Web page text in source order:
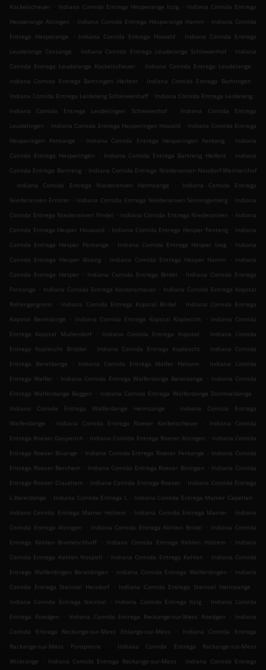
Kockelscheuer . Indiana Comida Entrega Hesperange Itzig . Indiana Comida Entrega
Hesperange Alzingen . Indiana Comida Entrega Hesperange Hamm . Indiana Comida
Entrega Hesperange
. Indiana Comida Entrega Howald . Indiana Comida Entrega
Leudelange Cessange
. Indiana Comida Entrega Leudelange Schlewenhof . Indiana
Comida Entrega Leudelange Kockelscheuer . Indiana Comida Entrega Leudelange
.
Indiana Comida Entrega Bartringen Helfent
. Indiana Comida Entrega Bartringen
.
Indiana Comida Entrega Leideleng Schléiwenhaff . Indiana Comida Entrega Leideleng .
Indiana Comida Entrega Leudelingen Schlewenhof
.
Indiana Comida Entrega
Leudelingen . Indiana Comida Entrega Hesperingen Howald . Indiana Comida Entrega
Hesperingen Fentange
. Indiana Comida Entrega Hesperingen Fenteng .
Indiana
Comida Entrega Hesperingen
. Indiana Comida Entrega Bartreng Helfent . Indiana
Comida Entrega Bartreng . Indiana Comida Entrega Niederanven Neudorf-Weimershof
.
Indiana Comida Entrega Niederanven Helmsange .
Indiana Comida Entrega
Niederanven Ernster . Indiana Comida Entrega Niederanven Senningerberg . Indiana
Comida Entrega Niederanven Findel . Indiana Comida Entrega Niederanven . Indiana
Comida Entrega Hesper Houwald . Indiana Comida Entrega Hesper Fenteng . Indiana
Comida Entrega Hesper Fentange
. Indiana Comida Entrega Hesper Izeg . Indiana
Comida Entrega Hesper Alzeng . Indiana Comida Entrega Hesper Hamm . Indiana
Comida Entrega Hesper . Indiana Comida Entrega Bridel . Indiana Comida Entrega
Fentange . Indiana Comida Entrega Kockelscheuer . Indiana Comida Entrega Kopstal
Rollengergronn
. Indiana Comida Entrega Kopstal Bridel . Indiana Comida Entrega
Kopstal Bereldange
. Indiana Comida Entrega Kopstal Koplescht . Indiana Comida
Entrega Kopstal Mullendorf
. Indiana Comida Entrega Kopstal .
Indiana Comida
Entrega Koplescht Briddel
. Indiana Comida Entrega Koplescht . Indiana Comida
Entrega Bereldange
. Indiana Comida Entrega Walfer Helsem . Indiana Comida
Entrega Walfer . Indiana Comida Entrega Walferdange Bereldange . Indiana Comida
Entrega Walferdange Beggen
. Indiana Comida Entrega Walferdange Dommeldange .
Indiana Comida Entrega Walferdange Helmsange
.
Indiana Comida Entrega
Walferdange
. Indiana Comida Entrega Roeser Kockelscheuer .
Indiana Comida
Entrega Roeser Gasperich . Indiana Comida Entrega Roeser Alzingen . Indiana Comida
Entrega Roeser Bivange . Indiana Comida Entrega Roeser Fentange . Indiana Comida
Entrega Roeser Berchem . Indiana Comida Entrega Roeser Bivingen . Indiana Comida
Entrega Roeser Crauthem . Indiana Comida Entrega Roeser . Indiana Comida Entrega
L Bereldange . Indiana Comida Entrega L . Indiana Comida Entrega Mamer Capellen .
Indiana Comida Entrega Mamer Holzem
. Indiana Comida Entrega Mamer . Indiana
Comida Entrega Alzingen
. Indiana Comida Entrega Kehlen Bridel . Indiana Comida
Entrega Kehlen Brameschhaff
. Indiana Comida Entrega Kehlen Holzem . Indiana
Comida Entrega Kehlen Nospelt . Indiana Comida Entrega Kehlen . Indiana Comida
Entrega Walferdingen Bereldingen
. Indiana Comida Entrega Walferdingen . Indiana
Comida Entrega Steinsel Heisdorf . Indiana Comida Entrega Steinsel Helmsange
.
Indiana Comida Entrega Steinsel
. Indiana Comida Entrega Itzig . Indiana Comida
Entrega Roedgen
. Indiana Comida Entrega Reckange-sur-Mess Roedgen . Indiana
Comida Entrega Reckange-sur-Mess Ehlange-sur-Mess
.
Indiana Comida Entrega
Reckange-sur-Mess Pontpierre
.
Indiana Comida Entrega Reckange-sur-Mess
Wickrange
. Indiana Comida Entrega Reckange-sur-Mess . Indiana Comida Entrega